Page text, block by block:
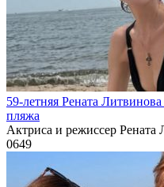
59-летняя Рената
пляжа
Актриса и режиссер Рената
0649